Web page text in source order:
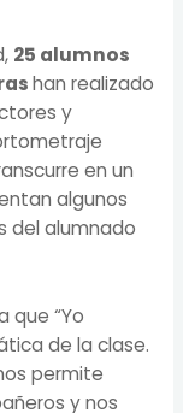
25 alumnos
han realizado
y
en un
algunos
del alumnado
que “Yo
de la clase.
permite
y nos